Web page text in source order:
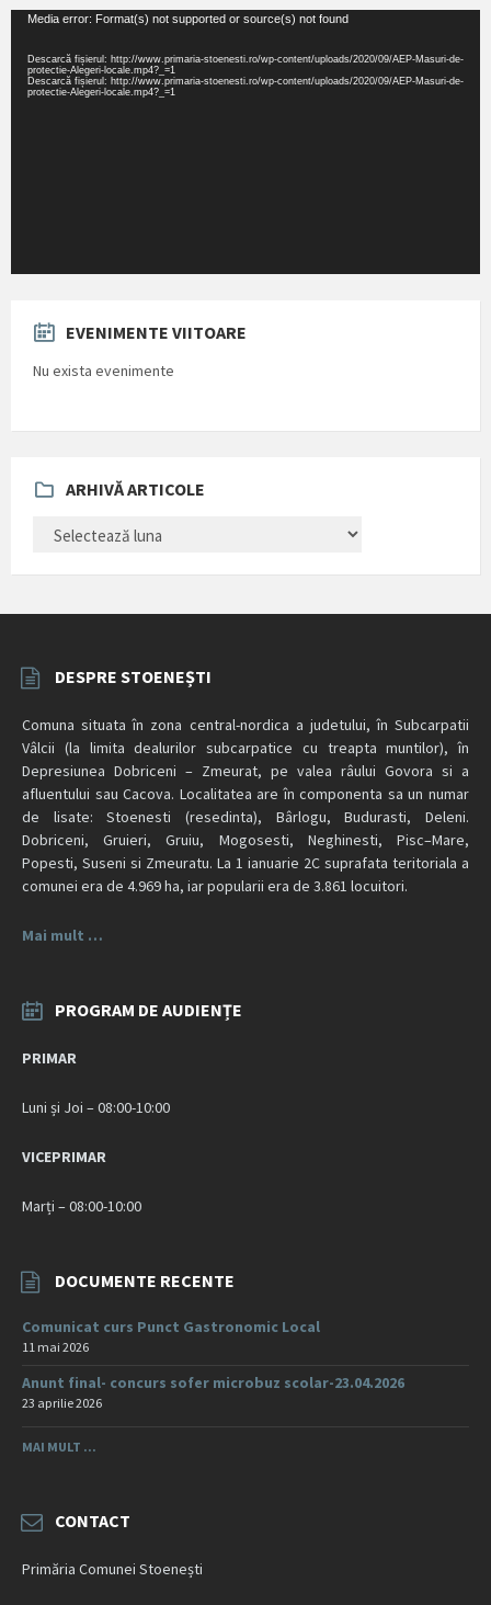
Player
Media error: Format(s) not supported or source(s) not found
Descarcă fișierul: http://www.primaria-stoenesti.ro/wp-content/uploads/2020/09/AEP-Masuri-de-
protectie-Alegeri-locale.mp4?_=1
Descarcă fișierul: http://www.primaria-stoenesti.ro/wp-content/uploads/2020/09/AEP-Masuri-de-
protectie-Alegeri-locale.mp4?_=1
EVENIMENTE VIITOARE
Nu exista evenimente
ARHIVĂ ARTICOLE
ARTICOLE
DESPRE STOENEȘTI
Comuna situata în zona central-nordica a judetului, în Subcarpatii
Vâlcii (la limita dealurilor subcarpatice cu treapta muntilor), în
Depresiunea Dobriceni – Zmeurat, pe valea râului Govora si a
afluentului sau Cacova. Localitatea are în componenta sa un numar
de lisate: Stoenesti (resedinta), Bârlogu, Budurasti, Deleni.
Dobriceni, Gruieri, Gruiu, Mogosesti, Neghinesti, Pisc–Mare,
Popesti, Suseni si Zmeuratu. La 1 ianuarie 2C suprafata teritoriala a
comunei era de 4.969 ha, iar popularii era de 3.861 locuitori.
Mai mult …
PROGRAM DE AUDIENȚE
PRIMAR
Luni și Joi – 08:00-10:00
VICEPRIMAR
Marți – 08:00-10:00
DOCUMENTE RECENTE
Comunicat curs Punct Gastronomic Local
11 mai 2026
Anunt final- concurs sofer microbuz scolar-23.04.2026
23 aprilie 2026
MAI MULT ...
CONTACT
Primăria Comunei Stoenești